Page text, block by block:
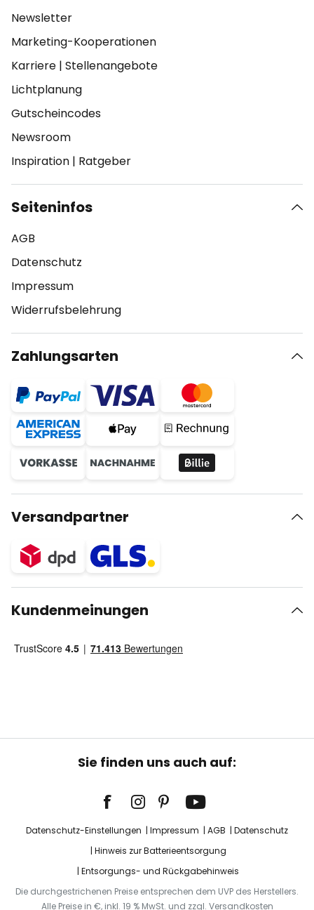
Newsletter
Marketing-Kooperationen
Karriere | Stellenangebote
Lichtplanung
Gutscheincodes
Newsroom
Inspiration | Ratgeber
Seiteninfos
AGB
Datenschutz
Impressum
Widerrufsbelehrung
Zahlungsarten
Versandpartner
Kundenmeinungen
Sie finden uns auch auf:
Datenschutz-Einstellungen Impressum AGB
Datenschutz
Hinweis zur Batterieentsorgung
Entsorgungs- und Rückgabehinweis
Die durchgestrichenen Preise entsprechen dem UVP des Herstellers.
Alle Preise in €, inkl. 19 % MwSt. und zzgl. Versandkosten